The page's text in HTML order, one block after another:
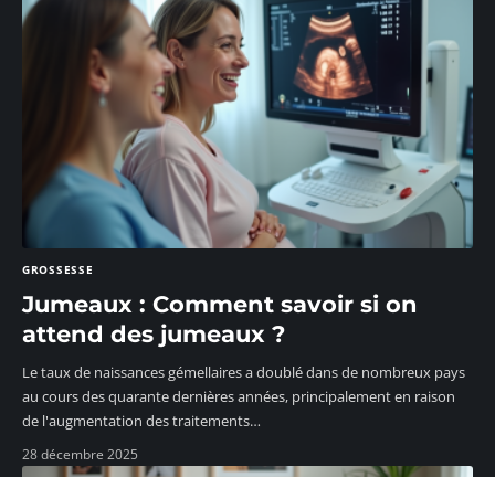
GROSSESSE
Jumeaux : Comment savoir si on
attend des jumeaux ?
Le taux de naissances gémellaires a doublé dans de nombreux pays
au cours des quarante dernières années, principalement en raison
de l'augmentation des traitements…
28 décembre 2025